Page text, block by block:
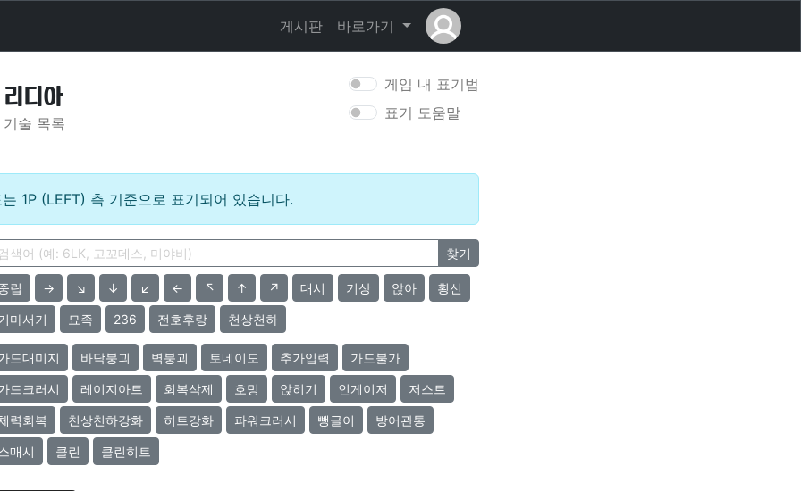
게시판 바로가기
게임 내 표기법
표기 도움말
리디아
기술 목록
1P (LEFT) 측 기준으로 표기되어 있습니다.
찾기
립 → ↘ ↓ ↙ ← ↖ ↑ ↗ 대시 기상 앉아 횡신
마서기 묘족 236 전호후랑 천상천하
드대미지 바닥붕괴 벽붕괴 토네이도 추가입력 가드불가
드크러시 레이지아트 회복삭제 호밍 앉히기 인게이저 저스트
력회복 천상천하강화 히트강화 파워크러시 뺑글이 방어관통
매시 클린 클린히트